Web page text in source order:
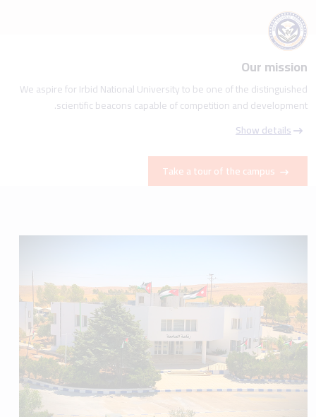
Our mission
We aspire for Irbid National University to be one of the distinguished
scientific beacons capable of competition and development.
Show details
Take a tour of the campus